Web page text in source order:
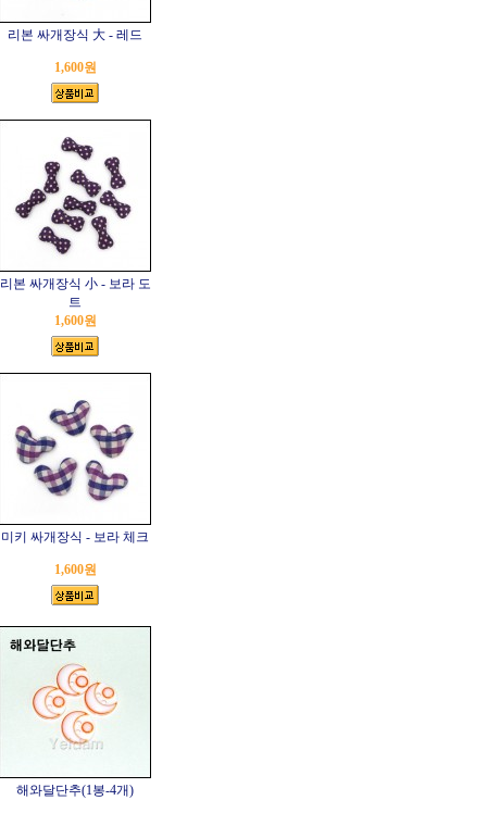
리본 싸개장식 大 - 레드
1,600원
리본 싸개장식 小 - 보라 도
트
1,600원
미키 싸개장식 - 보라 체크
1,600원
해와달단추(1봉-4개)